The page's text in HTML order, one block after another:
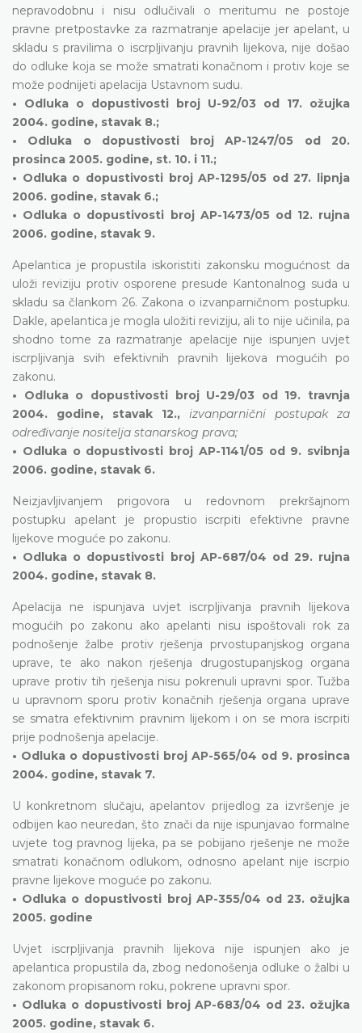
nepravodobnu i nisu odlučivali o meritumu ne postoje
pravne pretpostavke za razmatranje apelacije jer apelant, u
skladu s pravilima o iscrpljivanju pravnih lijekova, nije došao
do odluke koja se može smatrati konačnom i protiv koje se
može podnijeti apelacija Ustavnom sudu.
• Odluka o dopustivosti broj U-92/03 od 17. ožujka
2004. godine, stavak 8.;
• Odluka o dopustivosti broj AP-1247/05 od 20.
prosinca 2005. godine, st. 10. i 11.;
• Odluka o dopustivosti broj AP-1295/05 od 27. lipnja
2006. godine, stavak 6.;
• Odluka o dopustivosti broj AP-1473/05 od 12. rujna
2006. godine, stavak 9.
Apelantica je propustila iskoristiti zakonsku mogućnost da
uloži reviziju protiv osporene presude Kantonalnog suda u
skladu sa člankom 26. Zakona o izvanparničnom postupku.
Dakle, apelantica je mogla uložiti reviziju, ali to nije učinila, pa
shodno tome za razmatranje apelacije nije ispunjen uvjet
iscrpljivanja svih efektivnih pravnih lijekova mogućih po
zakonu.
• Odluka o dopustivosti broj U-29/03 od 19. travnja
2004. godine, stavak 12., izvanparnični postupak za
određivanje nositelja stanarskog prava;
• Odluka o dopustivosti broj AP-1141/05 od 9. svibnja
2006. godine, stavak 6.
Neizjavljivanjem prigovora u redovnom prekršajnom
postupku apelant je propustio iscrpiti efektivne pravne
lijekove moguće po zakonu.
• Odluka o dopustivosti broj AP-687/04 od 29. rujna
2004. godine, stavak 8.
Apelacija ne ispunjava uvjet iscrpljivanja pravnih lijekova
mogućih po zakonu ako apelanti nisu ispoštovali rok za
podnošenje žalbe protiv rješenja prvostupanjskog organa
uprave, te ako nakon rješenja drugostupanjskog organa
uprave protiv tih rješenja nisu pokrenuli upravni spor. Tužba
u upravnom sporu protiv konačnih rješenja organa uprave
se smatra efektivnim pravnim lijekom i on se mora iscrpiti
prije podnošenja apelacije.
• Odluka o dopustivosti broj AP-565/04 od 9. prosinca
2004. godine, stavak 7.
U konkretnom slučaju, apelantov prijedlog za izvršenje je
odbijen kao neuredan, što znači da nije ispunjavao formalne
uvjete tog pravnog lijeka, pa se pobijano rješenje ne može
smatrati konačnom odlukom, odnosno apelant nije iscrpio
pravne lijekove moguće po zakonu.
• Odluka o dopustivosti broj AP-355/04 od 23. ožujka
2005. godine
Uvjet iscrpljivanja pravnih lijekova nije ispunjen ako je
apelantica propustila da, zbog nedonošenja odluke o žalbi u
zakonom propisanom roku, pokrene upravni spor.
• Odluka o dopustivosti broj AP-683/04 od 23. ožujka
2005. godine, stavak 6.